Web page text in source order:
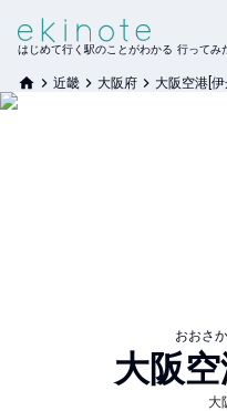
はじめて行く駅のことがわかる 行ってみ
近畿 大阪府 大阪空港[伊
おおさ
大阪
大